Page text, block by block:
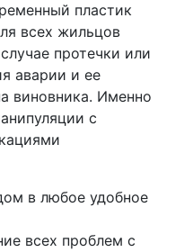
пластик
всех жильцов
протечки или
аварии и ее
виновника. Именно
с
в любое удобное
всех проблем с